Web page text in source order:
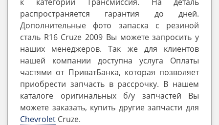
распространяется гарантия до дней.
Дополнительные фото запаска с резиной
сталь R16 Cruze 2009 Вы можете запросить у
наших менеджеров. Так же для клиентов
нашей компании доступна услуга Оплаты
частями от ПриватБанка, которая позволяет
приобрести запчасть в рассрочку. В нашем
каталоге оригинальных б/у запчастей Вы
можете заказать, купить другие запчасти для
Chevrolet Cruze.